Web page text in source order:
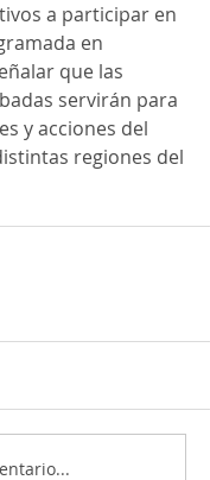
a participar en
en
que las
servirán para
y acciones del
regiones del